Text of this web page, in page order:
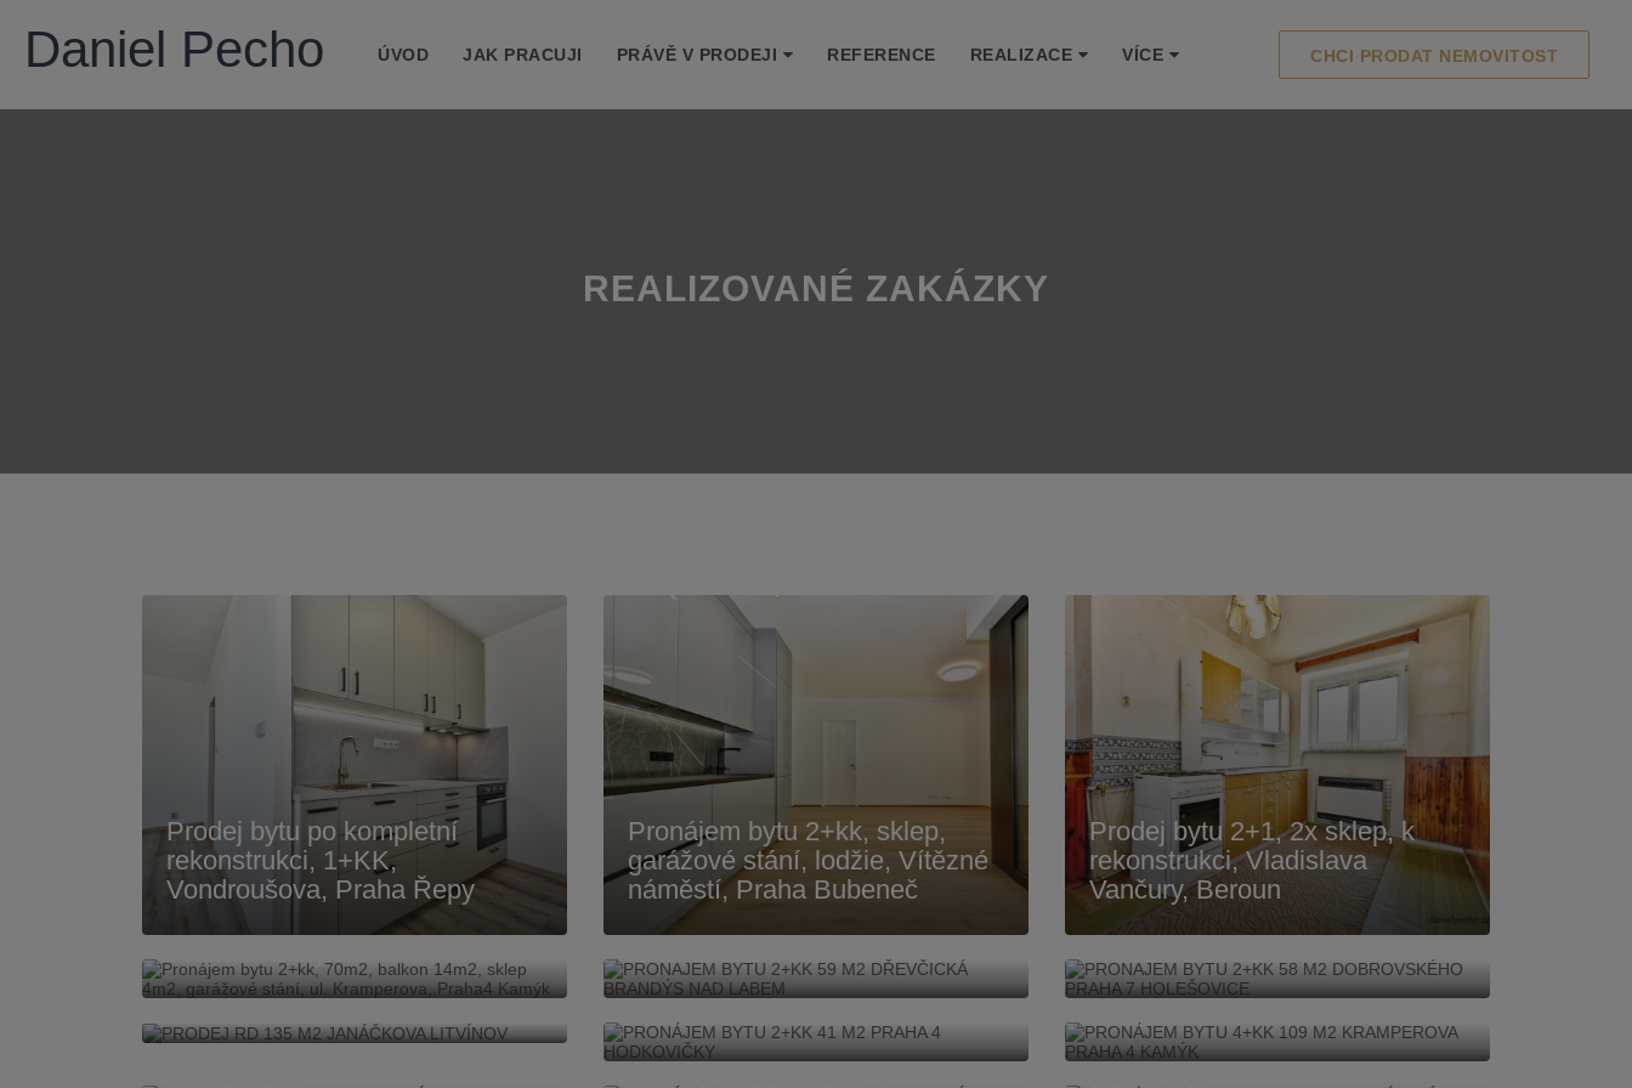
Daniel Pecho ÚVOD JAK PRACUJI PRÁVĚ V PRODEJI REFERENCE REALIZACE VÍCE CHCI PRODAT NEMOVITOST
REALIZOVANÉ ZAKÁZKY
Prodej bytu po kompletní
rekonstrukci, 1+KK,
Vondroušova, Praha Řepy
Pronájem bytu 2+kk, sklep,
garážové stání, lodžie, Vítězné
náměstí, Praha Bubeneč
Prodej bytu 2+1, 2x sklep, k
rekonstrukci, Vladislava
Vančury, Beroun
Pronájem bytu 2+kk, 70m2,
balkon 14m2, sklep 4m2,
PRONÁJEM BYTU 2+KK 59
PRONÁJEM BYTU 2+KK 58
M2 DOBROVSKÉHO PRAHA 7
HOLEŠOVICE
PRODEJ RD 135 M2
JANÁČKOVA LITVÍNOV
PRONÁJEM BYTU 2+KK 41
M2 PRAHA 4 HODKOVIČKY
PRONÁJEM BYTU 4+KK 109
M2 KRAMPEROVA PRAHA 4
KAMÝK
PRODEJ BYTU 3+1 76 M2
HUSNÍKOVA PRAHA 5
PRONÁJEM BYTU 1+KK 31
M2 MODENSKÁ PRAHA 10
HORNÍ MĚCHOLUPY
PRONÁJEM BYTU 2+KK 46
M2 TEREZÍNSKÁ PRAHA
LETŇANY